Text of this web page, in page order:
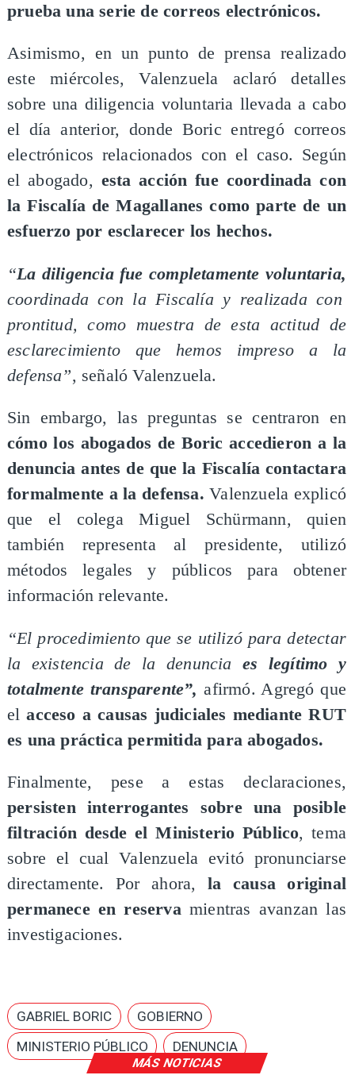
MÁS NOTICIAS
prueba una serie de correos electrónicos.
Asimismo, en un punto de prensa realizado
este miércoles, Valenzuela aclaró detalles
sobre una diligencia voluntaria llevada a cabo
el día anterior, donde Boric entregó correos
electrónicos relacionados con el caso. Según
el abogado, esta acción fue coordinada con
la Fiscalía de Magallanes como parte de un
esfuerzo por esclarecer los hechos.
“La diligencia fue completamente voluntaria,
coordinada con la Fiscalía y realizada con
prontitud, como muestra de esta actitud de
esclarecimiento que hemos impreso a la
defensa”, señaló Valenzuela.
Sin embargo, las preguntas se centraron en
cómo los abogados de Boric accedieron a la
denuncia antes de que la Fiscalía contactara
formalmente a la defensa. Valenzuela explicó
que el colega Miguel Schürmann, quien
también representa al presidente, utilizó
métodos legales y públicos para obtener
información relevante.
“El procedimiento que se utilizó para detectar
la existencia de la denuncia es legítimo y
totalmente transparente”, afirmó. Agregó que
elacceso a causas judiciales mediante RUT
es una práctica permitida para abogados.
Finalmente, pese a estas declaraciones,
persisten interrogantes sobre una posible
filtración desde el Ministerio Público, tema
sobre el cual Valenzuela evitó pronunciarse
directamente. Por ahora,
la causa original
permanece en reservamientras avanzan las
investigaciones.
GABRIEL BORIC
GOBIERNO
MINISTERIO PÚBLICO
DENUNCIA